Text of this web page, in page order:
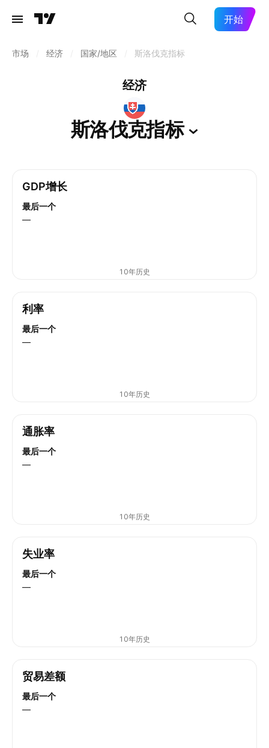
开始
市场 经济 国家/地区 斯洛伐克指标
经济
斯洛伐克指标
GDP增长
最后一个
—
10年历史
利率
最后一个
—
10年历史
通胀率
最后一个
—
10年历史
失业率
最后一个
—
10年历史
贸易差额
最后一个
—